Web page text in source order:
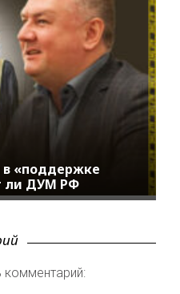
в «поддержке
ли ДУМ РФ
комментарий: